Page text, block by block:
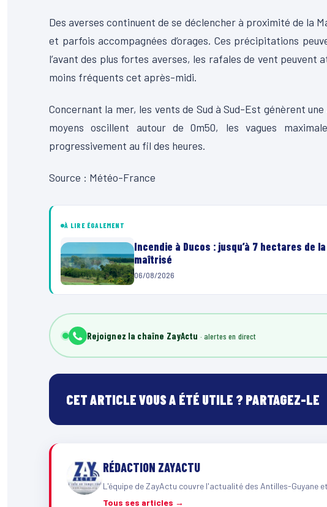
Des averses continuent de se déclencher à proximité de la
et parfois accompagnées d’orages. Ces précipitations
l’avant des plus fortes averses, les rafales de vent peuvent
moins fréquents cet après-midi.
Concernant la mer, les vents de Sud à Sud-Est génèrent
moyens oscillent autour de 0m50, les vagues
progressivement au fil des heures.
Source : Météo-France
À LIRE ÉGALEMENT
Incendie à Ducos : jusqu’à 7 hectares de
maîtrisé
06/08/2026
Rejoignez la chaîne ZayActu
CET ARTICLE VOUS A ÉTÉ UTILE ? PARTAGEZ-LE
RÉDACTION ZAYACTU
L'équipe de ZayActu couvre l'actualité des Antilles-Guyane
Tous ses articles →